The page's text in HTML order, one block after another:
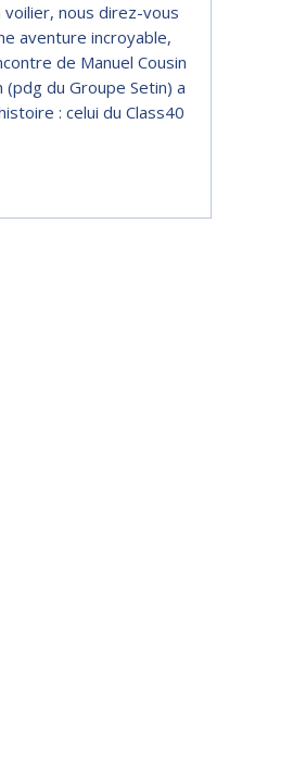
voilier, nous direz-vous
aventure incroyable,
de Manuel Cousin
(pdg du Groupe Setin) a
: celui du Class40